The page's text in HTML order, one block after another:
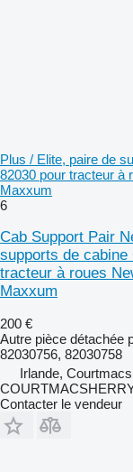
Plus / Elite, paire de
82030 pour tracteur à
Maxxum
6
Cab Support Pair
supports de cabine
tracteur à roues
Maxxum
200 €
Autre pièce détachée
82030756, 82030758
Irlande,
Contacter le vendeur